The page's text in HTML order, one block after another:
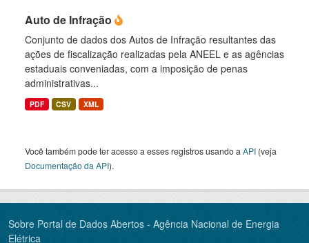
Auto de Infração
Conjunto de dados dos Autos de Infração resultantes das
ações de fiscalização realizadas pela ANEEL e as agências
estaduais conveniadas, com a imposição de penas
administrativas...
PDF CSV XML
Você também pode ter acesso a esses registros usando a API (veja
Documentação da API).
Sobre Portal de Dados Abertos - Agência Nacional de Energia
Elétrica